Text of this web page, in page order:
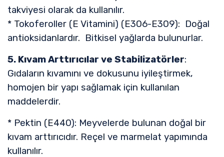
takviyesi olarak da kullanılır.
* Tokoferoller (E Vitamini) (E306-E309): Doğal
antioksidanlardır. Bitkisel yağlarda bulunurlar.
5. Kıvam Arttırıcılar ve Stabilizatörler:
Gıdaların kıvamını ve dokusunu iyileştirmek,
homojen bir yapı sağlamak için kullanılan
maddelerdir.
* Pektin (E440): Meyvelerde bulunan doğal bir
kıvam arttırıcıdır. Reçel ve marmelat yapımında
kullanılır.